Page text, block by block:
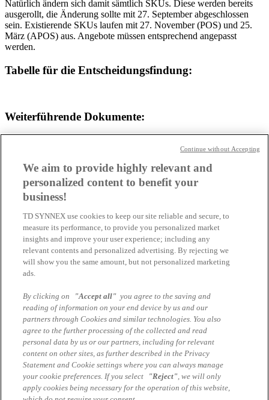
Natürlich ändern sich damit sämtlich SKUs. Diese werden bereits
ausgerollt, die Änderung sollte mit 27. September abgeschlossen
sein. Existierende SKUs laufen mit 27. November (POS) und 25.
März (APOS) aus. Angebote müssen entsprechend angepasst
werden.
Tabelle für die Entscheidungsfindung:
Weiterführende Dokumente:
Für Fragen zu diesem oder anderen Dell Themen, steht unser Dell
Experten Team gerne zur Verfügung.
Eduard Mantl
Business Development Manager, Dell Technologies (Infrastructure
Solutions)
eduard.mantl@tdsynnex.com
Das könnte Sie auch interessieren
TD SYNNEX lädt zur Dell Technologies Roadshow
2025
Dell Technologies Partner Incentive Community
Frühstück
We aim to provide highly relevant and
personalized content to benefit your
business!
TD SYNNEX use cookies to keep our site reliable and secure, to
measure its performance, to provide you personalized market
insights and improve your user experience; including any
relevant contents and personalized advertising. By rejecting we
will show you the same amount, but not personalized marketing
ads.
By clicking on "Accept all" you agree to the saving and
reading of information on your end device by us and our
partners through Cookies and similar technologies. You also
agree to the further processing of the collected and read
personal data by us or our partners, including for relevant
content on other sites, as further described in the Privacy
Statement and Cookie settings where you can always manage
your cookie preferences. If you select
"Reject", we will only
apply cookies being necessary for the operation of this website,
Continue without Accepting